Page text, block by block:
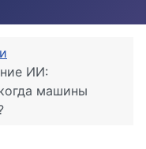
ИИ:
машины